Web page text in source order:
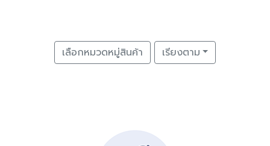
เลือกหมวดหมู่สินค้า เรียงตาม